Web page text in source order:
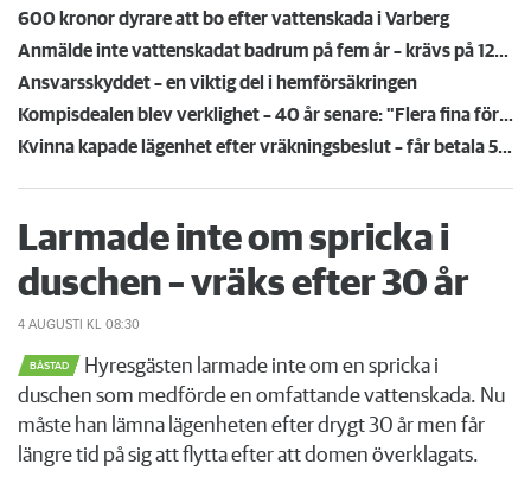
600 kronor dyrare att bo efter vattenskada i Varberg
Anmälde inte vattenskadat badrum på fem år – krävs på 125 000 kronor
Ansvarsskyddet – en viktig del i hemförsäkringen
Kompisdealen blev verklighet – 40 år senare: "Flera fina fördelar med att dela bostad"
Kvinna kapade lägenhet efter vräkningsbeslut – får betala 50 000
Larmade inte om spricka i
duschen – vräks efter 30 år
4 AUGUSTI KL 08:30
BÅSTAD
Hyresgästen larmade inte om en spricka i
duschen som medförde en omfattande vattenskada. Nu
måste han lämna lägenheten efter drygt 30 år men får
längre tid på sig att flytta efter att domen överklagats.